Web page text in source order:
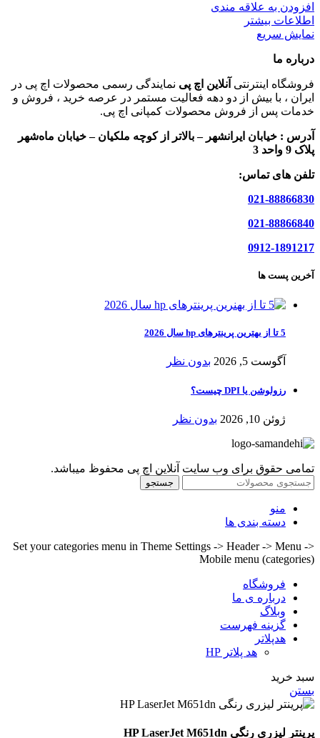
افزودن به علاقه مندی
اطلاعات بیشتر
نمایش سریع
درباره ما
فروشگاه اینترنتی آنلاین اچ پی نمایندگی رسمی محصولات اچ پی در
ایران ، با بیش از دو دهه فعالیت مستمر در عرصه خرید ، فروش و
خدمات پس از فروش محصولات کمپانی اچ پی.
آدرس : خیابان ایرانشهر – بالاتر از کوچه ملکیان – خیابان ماه‌شهر
پلاک 9 واحد 3
تلفن های تماس:
021-88866830
021-88866840
0912-1891217
آخرین پست ها
5 تا از بهترین پرینترهای hp سال 2026
آگوست 5, 2026 بدون نظر
رزولوشن یا DPI چیست؟
ژوئن 10, 2026 بدون نظر
تمامی حقوق برای وب سایت آنلاین اچ پی محفوظ میباشد.
جستجو
منو
دسته بندی ها
Set your categories menu in Theme Settings -> Header -> Menu ->
Mobile menu (categories)
فروشگاه
درباره ی ما
وبلاگ
گزینه فهرست
هدپلاتر
هد پلاتر HP
سبد خرید
بستن
پرینتر لیزری رنگی HP LaserJet M651dn